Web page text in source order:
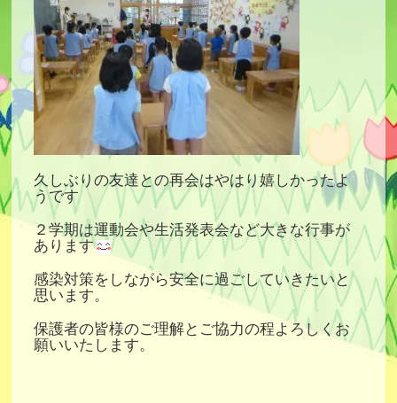
久しぶりの友達との再会はやはり嬉しかったよ
うです
２学期は運動会や生活発表会など大きな行事が
あります
感染対策をしながら安全に過ごしていきたいと
思います。
保護者の皆様のご理解とご協力の程よろしくお
願いいたします。